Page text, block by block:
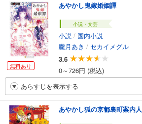
無料あり
あやかし鬼嫁婚姻譚
小説・文芸
小説 / 国内小説
朧月あき / セカイメグル
3.6
0～726円 (税込)
あらすじを表示する
あやかし狐の京都裏町案内人